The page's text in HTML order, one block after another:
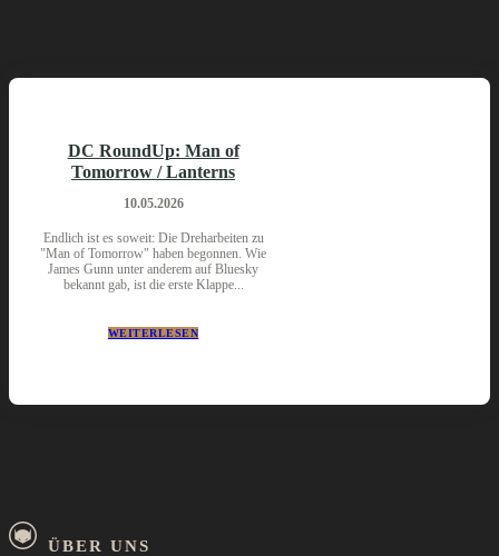
DC RoundUp: Man of
Tomorrow / Lanterns
10.05.2026
Endlich ist es soweit: Die Dreharbeiten zu
"Man of Tomorrow" haben begonnen. Wie
James Gunn unter anderem auf Bluesky
bekannt gab, ist die erste Klappe...
WEITERLESEN
ÜBER UNS